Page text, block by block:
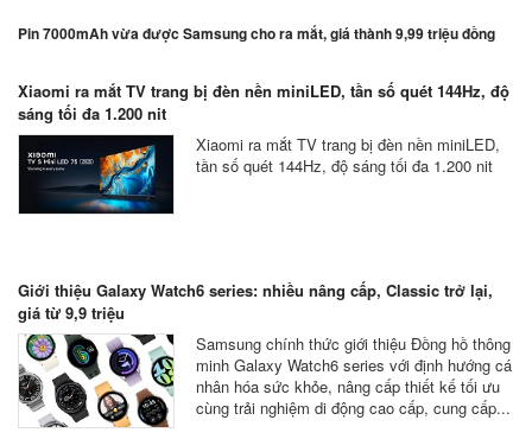
Pin 7000mAh vừa được Samsung cho ra mắt, giá thành 9,99 triệu đồng
Xiaomi ra mắt TV trang bị đèn nền miniLED, tần số quét 144Hz, độ
sáng tối đa 1.200 nit
Xiaomi ra mắt TV trang bị đèn nền miniLED,
tần số quét 144Hz, độ sáng tối đa 1.200 nit
Giới thiệu Galaxy Watch6 series: nhiều nâng cấp, Classic trở lại,
giá từ 9,9 triệu
Samsung chính thức giới thiệu Đồng hồ thông
minh Galaxy Watch6 series với định hướng cá
nhân hóa sức khỏe, nâng cấp thiết kế tối ưu
cùng trải nghiệm di động cao cấp, cung cấp...